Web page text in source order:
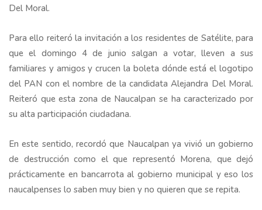
Del Moral.
Para ello reiteró la invitación a los residentes de Satélite, para
que el domingo 4 de junio salgan a votar, lleven a sus
familiares y amigos y crucen la boleta dónde está el logotipo
del PAN con el nombre de la candidata Alejandra Del Moral.
Reiteró que esta zona de Naucalpan se ha caracterizado por
su alta participación ciudadana.
En este sentido, recordó que Naucalpan ya vivió un gobierno
de destrucción como el que representó Morena, que dejó
prácticamente en bancarrota al gobierno municipal y eso los
naucalpenses lo saben muy bien y no quieren que se repita.